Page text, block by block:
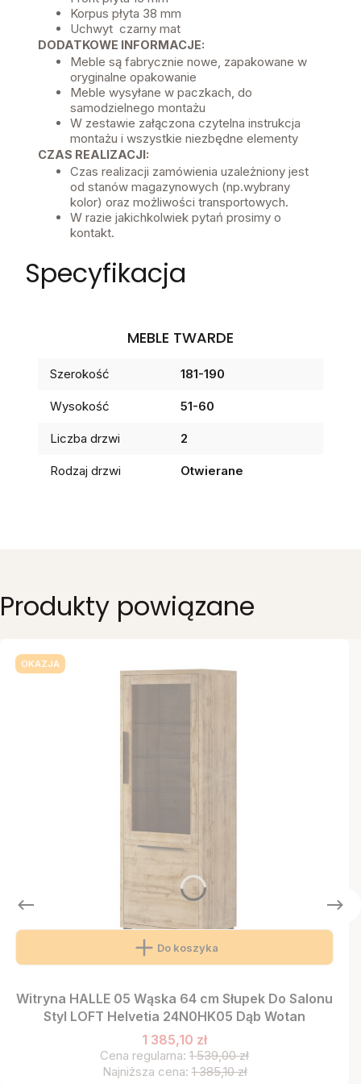
Korpus płyta 38 mm
Uchwyt czarny mat
DODATKOWE INFORMACJE:
Meble są fabrycznie nowe, zapakowane w
oryginalne opakowanie
Meble wysyłane w paczkach, do
samodzielnego montażu
W zestawie załączona czytelna instrukcja
montażu i wszystkie niezbędne elementy
CZAS REALIZACJI:
Czas realizacji zamówienia uzależniony jest
od stanów magazynowych (np.wybrany
kolor) oraz możliwości transportowych.
W razie jakichkolwiek pytań prosimy o
kontakt.
Specyfikacja
MEBLE TWARDE
Szerokość 181-190
Wysokość 51-60
Liczba drzwi 2
Rodzaj drzwi Otwierane
Produkty powiązane
OKAZJA
Do koszyka
Witryna HALLE 05 Wąska 64 cm Słupek Do Salonu
Styl LOFT Helvetia 24N0HK05 Dąb Wotan
1 385,10 zł
Cena regularna: 1 539,00 zł
Najniższa cena: 1 385,10 zł